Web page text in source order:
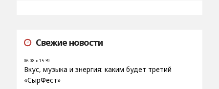
Свежие новости
06.08 в 15:39
Вкус, музыка и энергия: каким будет третий
«СырФест»